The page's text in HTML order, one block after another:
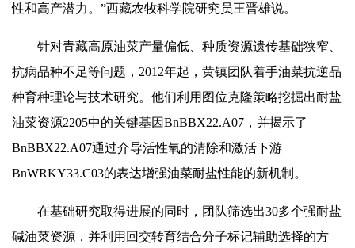
性和高产潜力。”西藏农牧科学院研究员王晋雄说。
针对青藏高原油菜产量偏低、种质资源遗传基础狭窄、
抗病品种不足等问题，2012年起，黄镇团队着手油菜抗逆品
种育种理论与技术研究。他们利用图位克隆策略挖掘出耐盐
油菜资源2205中的关键基因BnBBX22.A07，并揭示了
BnBBX22.A07通过介导活性氧的清除和激活下游
BnWRKY33.C03的表达增强油菜耐盐性能的新机制。
在基础研究取得进展的同时，团队筛选出30多个强耐盐
碱油菜资源，并利用回交转育结合分子标记辅助选择的方